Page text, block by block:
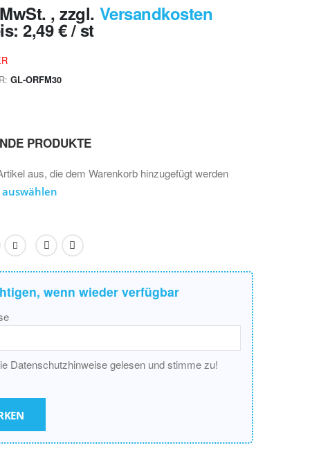
,zzgl. Versandkosten
2,49 €/ st
GL-ORFM30
PRODUKTE
aus, die dem Warenkorb hinzugefügt werden
wenn wieder verfügbar
Datenschutzhinweise gelesen und stimme zu!